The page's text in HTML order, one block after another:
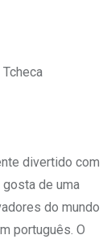
divertido com
de uma
do mundo
português. O